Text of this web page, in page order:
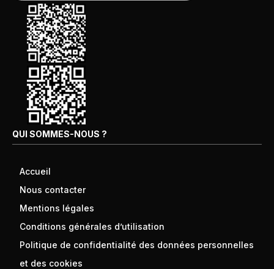
QUI SOMMES-NOUS ?
Accueil
Nous contacter
Mentions légales
Conditions générales d’utilisation
Politique de confidentialité des données personnelles
et des cookies